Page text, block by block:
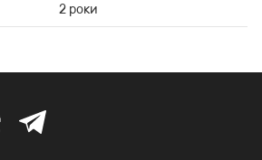
2 роки